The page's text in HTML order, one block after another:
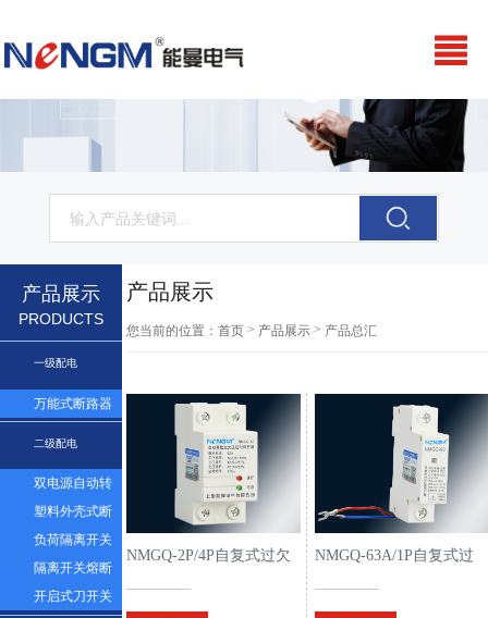
产品展示
PRODUCTS
一级配电
万能式断路器
二级配电
双电源自动转
换开关
塑料外壳式断
路器及漏电
负荷隔离开关
隔离开关熔断
器组
开启式刀开关
产品展示
您当前的位置：首页 > 产品展示 > 产品总汇
NMGQ-2P/4P自复式过欠
压保护器
NMGQ-63A/1P自复式过
欠压保护器